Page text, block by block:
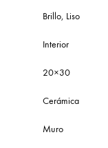
Brillo, Liso
Interior
20×30
Cerámica
Muro